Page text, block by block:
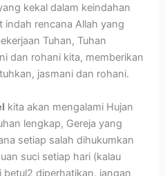
kekal dalam keindahan
indah rencana Allah yang
Tuhan, Tuhan
dan rohani kita, memberikan
jasmani dan rohani.
kita akan mengalami Hujan
lengkap, Gereja yang
setiap salah dihukumkan
suci setiap hari (kalau
betul2 diperhatikan, jangan